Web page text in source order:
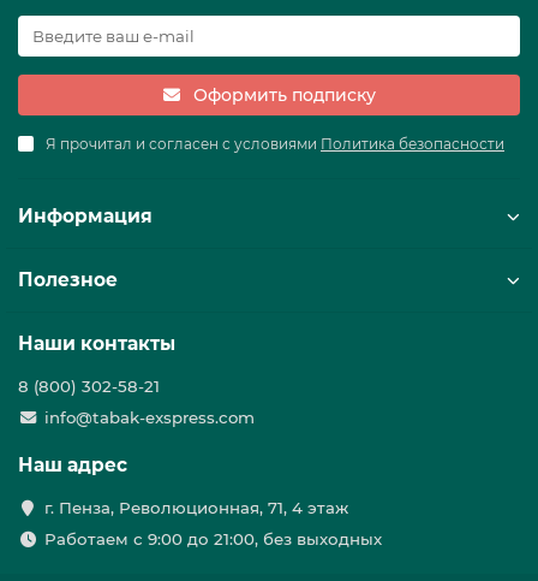
Оформить подписку
Я прочитал и согласен с условиями Политика безопасности
Информация
Полезное
Наши контакты
8 (800) 302-58-21
info@tabak-exspress.com
Наш адрес
г. Пенза, Революционная, 71, 4 этаж
Работаем с 9:00 до 21:00, без выходных